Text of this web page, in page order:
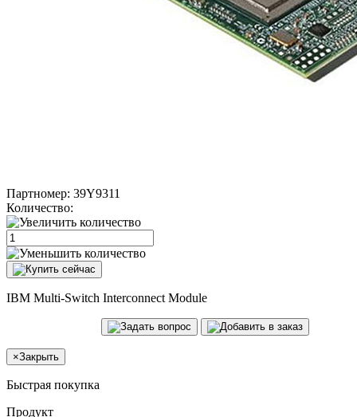
Партномер: 39Y9311
Количество:
IBM Multi-Switch Interconnect Module
×Закрыть
Быстрая покупка
Продукт